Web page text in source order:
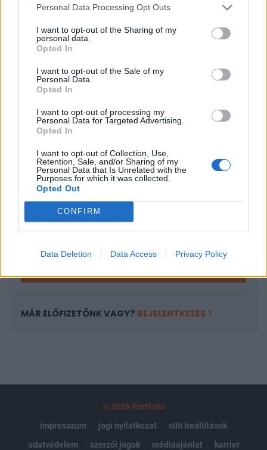
Personal Data Processing Opt Outs
I want to opt-out of the Sharing of my
personal data.
Opted In
I want to opt-out of the Sale of my
Personal Data.
Opted In
I want to opt-out of processing my
Personal Data for Targeted Advertising.
Opted In
I want to opt-out of Collection, Use,
Retention, Sale, and/or Sharing of my
Personal Data that Is Unrelated with the
Purposes for which it was collected.
Opted Out
CONFIRM
Data Deletion Data Access Privacy Policy
érdemben gyengült a forint, a kurzus a 247-247.30 Ft/euró
körüli szintről zárásra a 247.70-247.90-re emelkedett. A mai
nyitást követően röviddel újabb forintgyengülés
következett, a kötések egészen a 248.10-248.30-ig
felszaladtak, a legutóbbi percekben azonban ismét a 248-
as szintnél születnek az üzletek. ...
KEDVES OLVASÓNK!
tartozik, melynek olvasása előfizetéses
regisztrációhoz kötött.
Az előfizetés a következőket tartalmazza:
Portfolio.hu teljes cikkarchívum
Kötéslisták: BÉT elmúlt 2 év napon belüli
MÁR ELŐFIZETŐNK VAGY? BEJELENTKEZÉS
© 2026 Portfolio
impresszum
jogi nyilatkozat
süti beállítások
adatvédelem
szerzői jogok médiaajánlat karrier